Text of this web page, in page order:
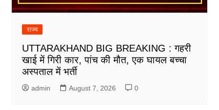
राज्य
UTTARAKHAND BIG BREAKING : गहरी
खाई में गिरी कार, पांच की मौत, एक घायल बच्चा
अस्पताल में भर्ती
admin August 7, 2026 0